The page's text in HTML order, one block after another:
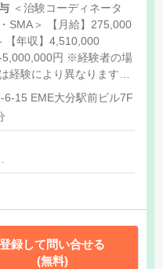
SMA＞ 【月給】275,000
【年収】4,510,000
5,000,000円 ※経験者の場
経験により異なります。
約社員は年収の1/12を
の給与として支給しま
※残業代支給あり（1分
6-15 EME大分駅前ビル7F
登録して問い合せる
(無料)